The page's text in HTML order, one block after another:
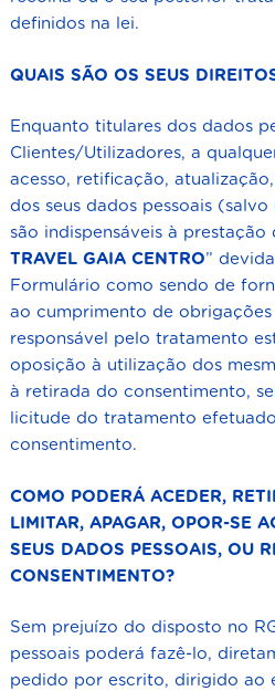
definidos na lei.
QUAIS SÃO OS SEUS
Enquanto titulares dos dados
Clientes/Utilizadores, a
acesso, retificação,
dos seus dados pessoais
são indispensáveis à prestação
TRAVEL GAIA CENTRO”
Formulário como sendo de
ao cumprimento de obrigações
responsável pelo tratamento
oposição à utilização dos
à retirada do consentimento,
licitude do tratamento
consentimento.
COMO PODERÁ ACEDER,
LIMITAR, APAGAR, OPOR-SE
SEUS DADOS PESSOAIS, OU
CONSENTIMENTO?
Sem prejuízo do disposto no
pessoais poderá fazê-lo,
pedido por escrito, dirigido ao